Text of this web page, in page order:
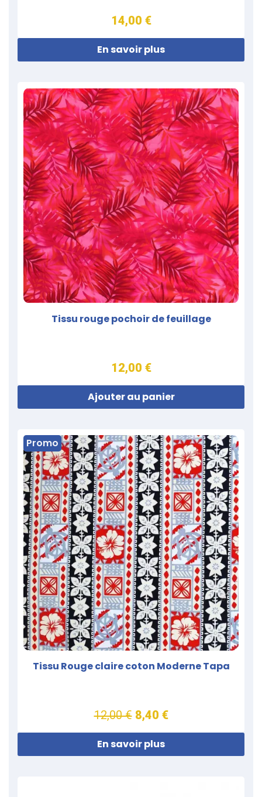
14,00 €
En savoir plus
Tissu rouge pochoir de feuillage
12,00 €
Ajouter au panier
Promo
Tissu Rouge claire coton Moderne Tapa
12,00 € 8,40 €
En savoir plus